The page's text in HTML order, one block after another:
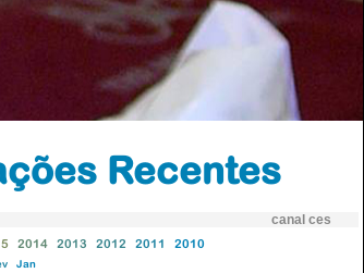
Recentes
canal ces
2014 2013 2012 2011 2010
Jan